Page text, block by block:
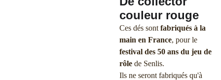
couleur rouge
Ces dés sont fabriqués à la
main en France, pour le
festival des 50 ans du jeu de
rôle de Senlis.
Ils ne seront fabriqués qu'à